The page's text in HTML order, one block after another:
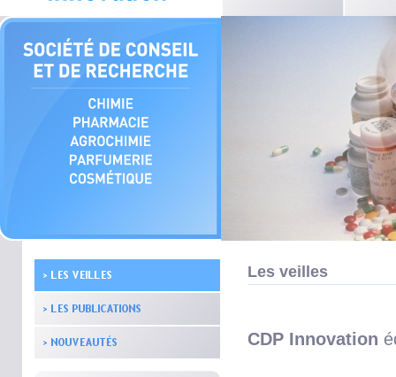
Les veilles
CDP Innovation